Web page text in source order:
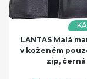
LANTAS Malá
v koženém
zip, černá